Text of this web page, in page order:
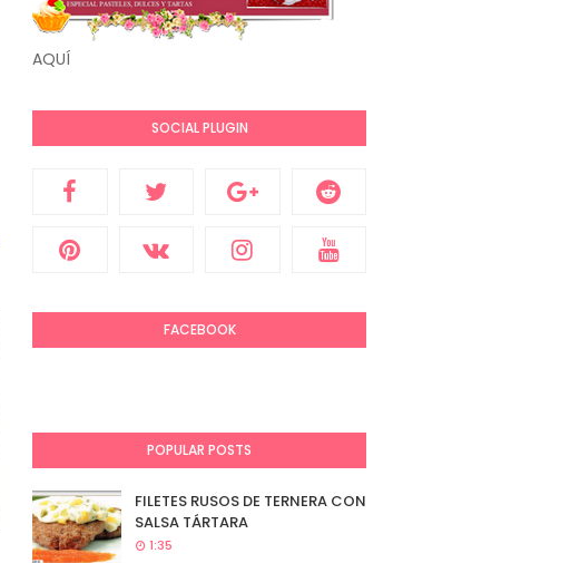
AQUÍ
SOCIAL PLUGIN
FACEBOOK
POPULAR POSTS
FILETES RUSOS DE TERNERA CON
SALSA TÁRTARA
1:35